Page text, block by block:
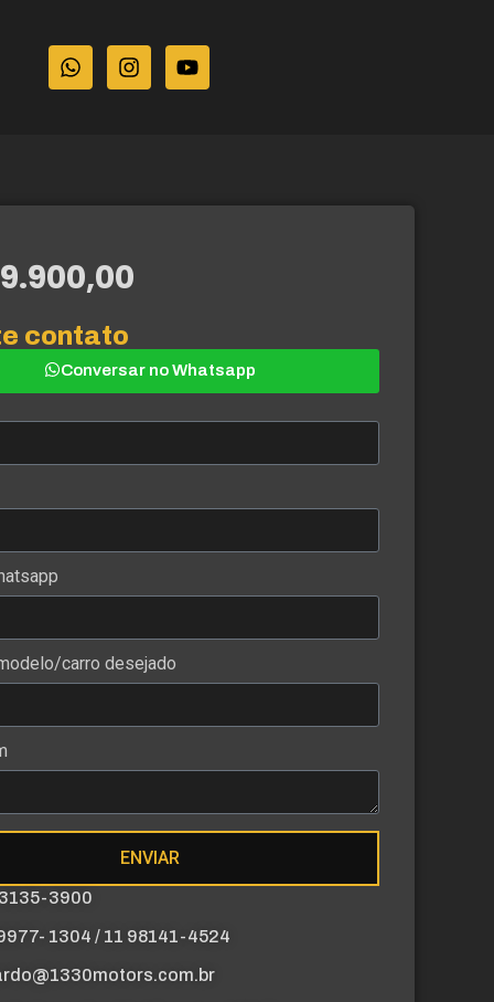
contato
Conversar no Whatsapp
carro desejado
ENVIAR
3900
1304 / 11 98141-4524